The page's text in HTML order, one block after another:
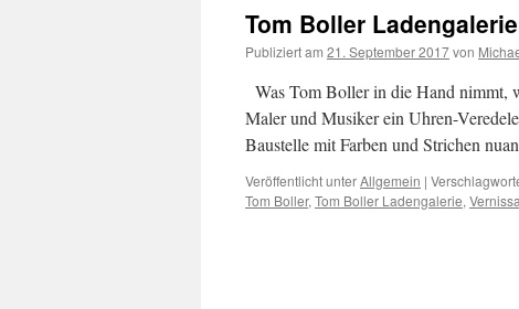
Tom Boller
Publiziert am 21. September 2017von
Was Tom Boller in die Hand nimmt,
Maler und Musiker ein Uhren-
Baustelle mit Farben und Strichen
Veröffentlicht unterAllgemein |
Tom Boller, Tom Boller Ladengalerie,